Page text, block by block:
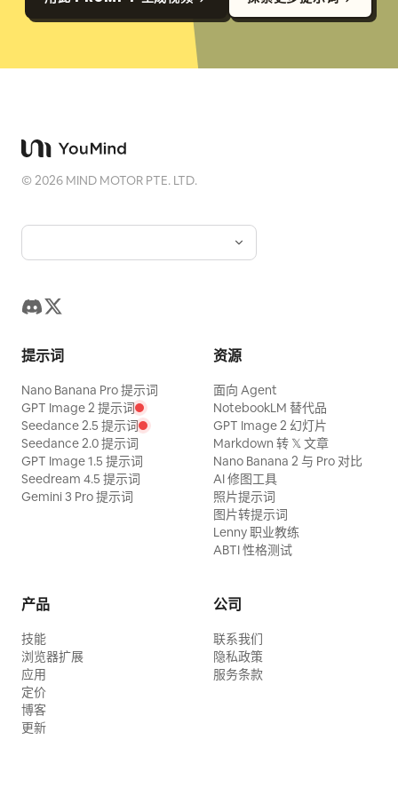
©2026 MIND MOTOR PTE. LTD.
提示词
Nano Banana Pro 提示词
GPT Image 2 提示词
Seedance 2.5 提示词
Seedance 2.0 提示词
GPT Image 1.5 提示词
Seedream 4.5 提示词
Gemini 3 Pro 提示词
资源
面向 Agent
NotebookLM 替代品
GPT Image 2 幻灯片
Markdown 转 𝕏 文章
Nano Banana 2 与 Pro 对比
AI 修图工具
照片提示词
图片转提示词
Lenny 职业教练
ABTI 性格测试
产品
技能
浏览器扩展
应用
定价
博客
更新
公司
联系我们
隐私政策
服务条款